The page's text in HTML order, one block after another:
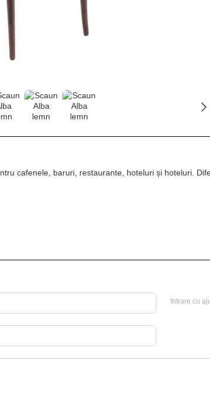
cafenele, baruri, restaurante, hoteluri și hoteluri.
Intrare cu